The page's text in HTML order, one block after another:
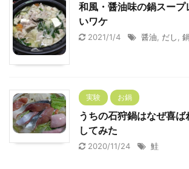
和風・醤油味の鍋スープ
いワケ
2021/1/4 醤油 だし
実験 お鍋
うちの石狩鍋はなぜ喜
してみた
2020/11/24 鮭